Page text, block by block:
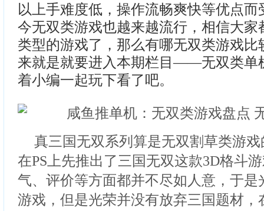
以上手难度低，操作流畅爽快等优点
今无双类游戏也越来越流行，相信大家
类型的游戏了，那么有哪无双类游戏比
来就是就要进入本期栏目——无双类单
着小编一起玩下看了吧。
真三国无双系列算是无双割草类游
在PS上先推出了三国无双这款3D格斗
气、评价等方面都并不尽如人意，于是
游戏，但是光荣并没有放弃三国题材，